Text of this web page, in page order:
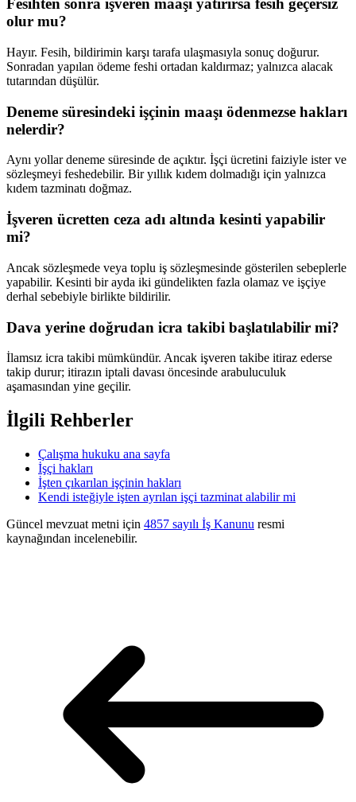
Fesihten sonra işveren maaşı yatırırsa fesih geçersiz
olur mu?
Hayır. Fesih, bildirimin karşı tarafa ulaşmasıyla sonuç doğurur.
Sonradan yapılan ödeme feshi ortadan kaldırmaz; yalnızca alacak
tutarından düşülür.
Deneme süresindeki işçinin maaşı ödenmezse hakları
nelerdir?
Aynı yollar deneme süresinde de açıktır. İşçi ücretini faiziyle ister ve
sözleşmeyi feshedebilir. Bir yıllık kıdem dolmadığı için yalnızca
kıdem tazminatı doğmaz.
İşveren ücretten ceza adı altında kesinti yapabilir
mi?
Ancak sözleşmede veya toplu iş sözleşmesinde gösterilen sebeplerle
yapabilir. Kesinti bir ayda iki gündelikten fazla olamaz ve işçiye
derhal sebebiyle birlikte bildirilir.
Dava yerine doğrudan icra takibi başlatılabilir mi?
İlamsız icra takibi mümkündür. Ancak işveren takibe itiraz ederse
takip durur; itirazın iptali davası öncesinde arabuluculuk
aşamasından yine geçilir.
İlgili Rehberler
Çalışma hukuku ana sayfa
İşçi hakları
İşten çıkarılan işçinin hakları
Kendi isteğiyle işten ayrılan işçi tazminat alabilir mi
Güncel mevzuat metni için 4857 sayılı İş Kanunu resmi
kaynağından incelenebilir.